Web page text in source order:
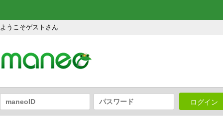
ようこそゲストさん
ログイン